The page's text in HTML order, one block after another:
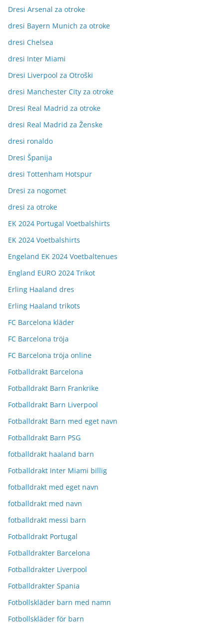
Dresi Arsenal za otroke
dresi Bayern Munich za otroke
dresi Chelsea
dresi Inter Miami
Dresi Liverpool za Otroški
dresi Manchester City za otroke
Dresi Real Madrid za otroke
dresi Real Madrid za Ženske
dresi ronaldo
Dresi Španija
dresi Tottenham Hotspur
Dresi za nogomet
dresi za otroke
EK 2024 Portugal Voetbalshirts
EK 2024 Voetbalshirts
Engeland EK 2024 Voetbaltenues
England EURO 2024 Trikot
Erling Haaland dres
Erling Haaland trikots
FC Barcelona kläder
FC Barcelona tröja
FC Barcelona tröja online
Fotballdrakt Barcelona
Fotballdrakt Barn Frankrike
Fotballdrakt Barn Liverpool
Fotballdrakt Barn med eget navn
Fotballdrakt Barn PSG
fotballdrakt haaland barn
Fotballdrakt Inter Miami billig
fotballdrakt med eget navn
fotballdrakt med navn
fotballdrakt messi barn
Fotballdrakt Portugal
Fotballdrakter Barcelona
Fotballdrakter Liverpool
Fotballdrakter Spania
Fotbollskläder barn med namn
Fotbollskläder för barn